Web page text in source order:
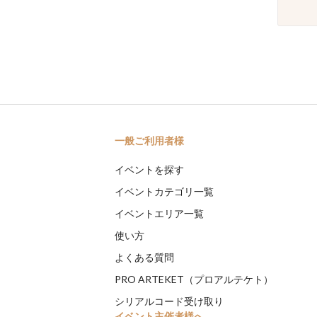
一般ご利用者様
イベントを探す
イベントカテゴリ一覧
イベントエリア一覧
使い方
よくある質問
PRO ARTEKET（プロアルテケト）
シリアルコード受け取り